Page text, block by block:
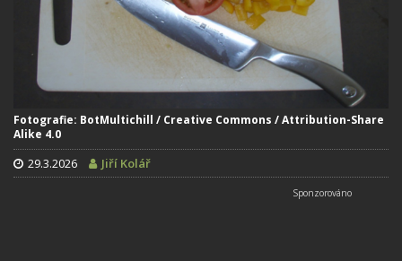
Fotografie: BotMultichill / Creative Commons / Attribution-Share
Alike 4.0
29.3.2026 Jiří Kolář